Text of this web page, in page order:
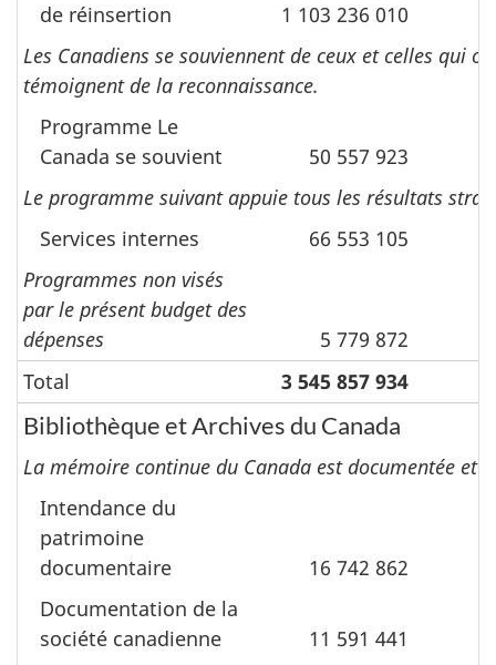
de réinsertion
1 103 236 010
Les Canadiens se souviennent de ceux et celles qui
témoignent de la reconnaissance.
Programme Le
Canada se souvient
50 557 923
Le programme suivant appuie tous les résultats
Services internes
66 553 105
Programmes non visés
par le présent budget des
dépenses
5 779 872
Total
3 545 857 934
Bibliothèque et Archives du Canada
La mémoire continue du Canada est documentée et
Intendance du
patrimoine
documentaire
16 742 862
Documentation de la
société canadienne
11 591 441